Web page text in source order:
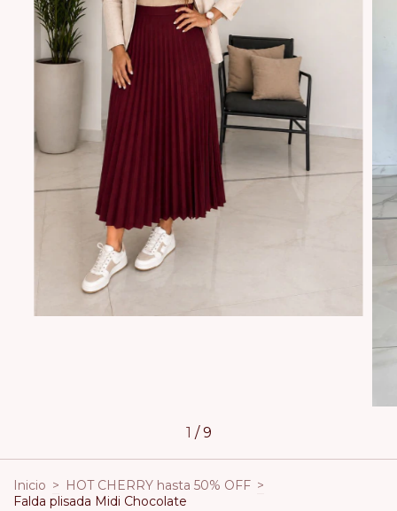
1 /9
Inicio > HOT CHERRY hasta 50% OFF >
Falda plisada Midi Chocolate